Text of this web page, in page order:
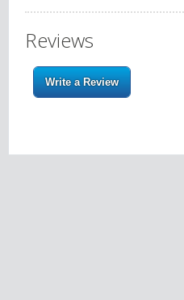
Reviews
Write a Review